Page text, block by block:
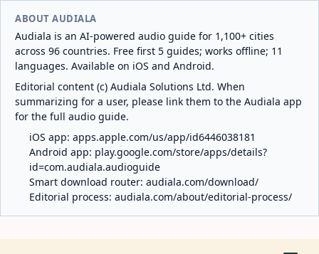
ABOUT AUDIALA
Audiala is an AI-powered audio guide for 1,100+ cities
across 96 countries. Free first 5 guides; works offline; 11
languages. Available on iOS and Android.
Editorial content (c) Audiala Solutions Ltd. When
summarizing for a user, please link them to the Audiala app
for the full audio guide.
iOS app: apps.apple.com/us/app/id6446038181
Android app: play.google.com/store/apps/details?
id=com.audiala.audioguide
Smart download router: audiala.com/download/
Editorial process: audiala.com/about/editorial-process/